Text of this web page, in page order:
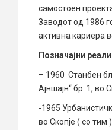
самостоен
Заводот од 1986
активна кариера
Позначајни
– 1960 Станбен
Ајншајн“ бр. 1, во
-1965
во Скопје ( со тим